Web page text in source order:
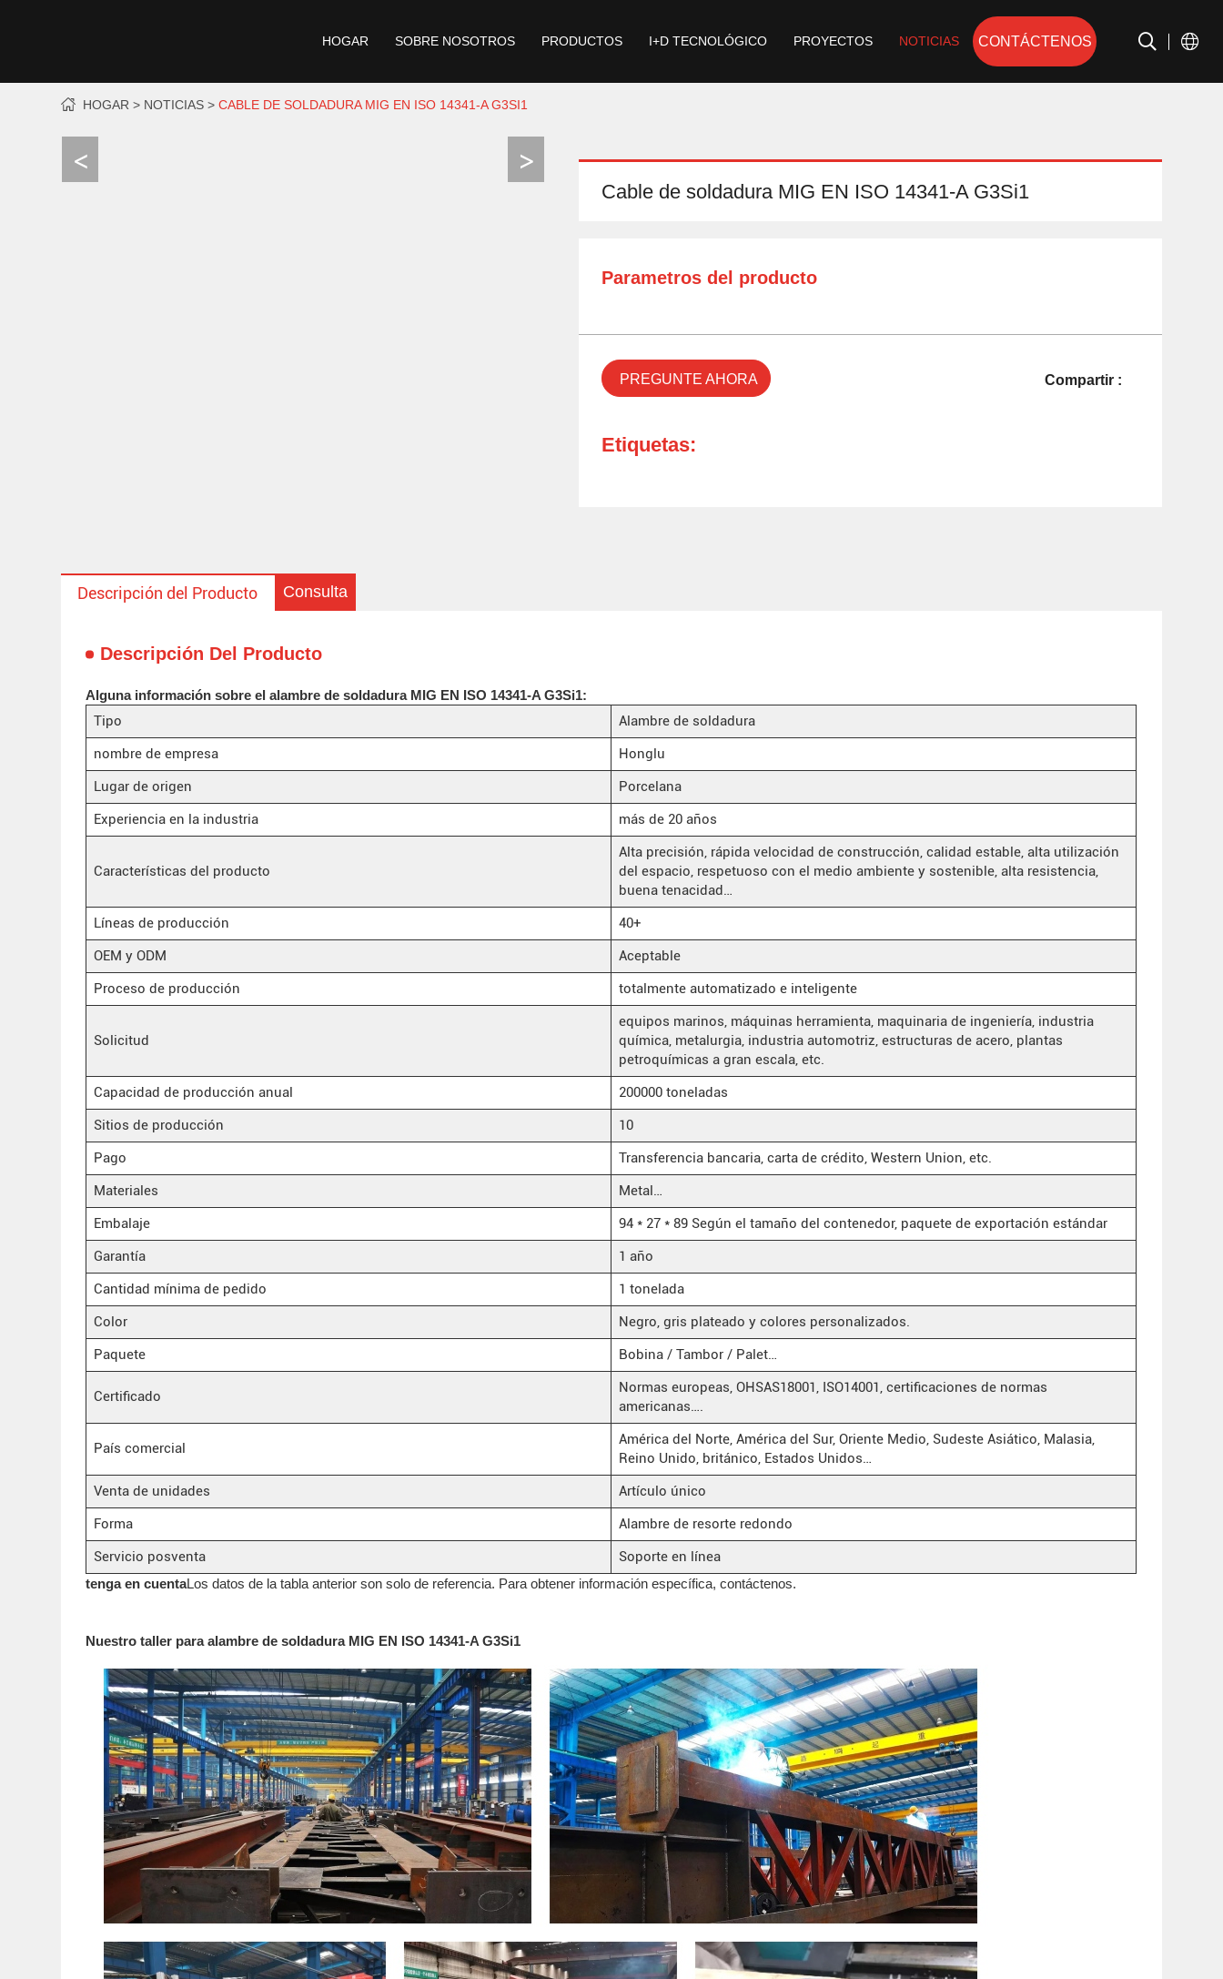
HOGAR SOBRE NOSOTROS PRODUCTOS I+D TECNOLÓGICO PROYECTOS NOTICIAS CONTÁCTENOS
HOGAR NOTICIAS CABLE DE SOLDADURA MIG EN ISO 14341-A G3SI1
Cable de soldadura MIG EN ISO 14341-A G3Si1
Parametros del producto
PREGUNTE AHORA Compartir :
Etiquetas:
Descripción del Producto Consulta
Descripción Del Producto
Alguna información sobre el alambre de soldadura MIG EN ISO 14341-A G3Si1:
Tipo
Alambre de soldadura
nombre de empresa
Honglu
Lugar de origen
Porcelana
Experiencia en la industria
más de 20 años
Características del producto
Alta precisión, rápida velocidad de construcción, calidad estable, alta utilización
del espacio, respetuoso con el medio ambiente y sostenible, alta resistencia,
buena tenacidad…
Líneas de producción
40+
OEM y ODM
Aceptable
Proceso de producción
totalmente automatizado e inteligente
Solicitud
equipos marinos, máquinas herramienta, maquinaria de ingeniería, industria
química, metalurgia, industria automotriz, estructuras de acero, plantas
petroquímicas a gran escala, etc.
Capacidad de producción anual
200000 toneladas
Sitios de producción
10
Pago
Transferencia bancaria, carta de crédito, Western Union, etc.
Materiales
Metal…
Embalaje
94 * 27 * 89 Según el tamaño del contenedor, paquete de exportación estándar
Garantía
1 año
Cantidad mínima de pedido
1 tonelada
Color
Negro, gris plateado y colores personalizados.
Paquete
Bobina / Tambor / Palet…
Certificado
Normas europeas, OHSAS18001, ISO14001, certificaciones de normas
americanas….
País comercial
América del Norte, América del Sur, Oriente Medio, Sudeste Asiático, Malasia,
Reino Unido, británico, Estados Unidos…
Venta de unidades
Artículo único
Forma
Alambre de resorte redondo
Servicio posventa
Soporte en línea
tenga en cuentaLos datos de la tabla anterior son solo de referencia. Para obtener información específica, contáctenos.
Nuestro taller para alambre de soldadura MIG EN ISO 14341-A G3Si1